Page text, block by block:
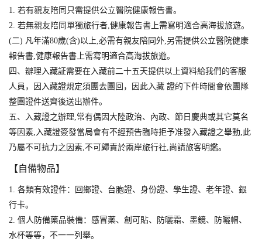
1. 若有親友陪同只需提供公立醫院健康報告書。
2. 若無親友陪同單獨旅行者,健康報告書上需寫明適合高海拔旅遊。
(二) 凡年滿80歲(含)以上,必需有親友陪同外,另需提供公立醫院健康
報告書,健康報告書上需寫明適合高海拔旅遊。
四、辦理入藏証需要在入藏前二十五天提供以上資料給我們的客服
人員，因入藏證規定須團去團回，因此入藏 證的下件時間會依團隊
整團證件送齊後送出辦件。
五、入藏證之辦理,常有偶因大陸政治、內政、節日慶典或其它莫名
等因素,入藏證簽發當局會有不經預告臨時拒予准發入藏證之舉動,此
乃屬不可抗力之因素,不可歸責於兩岸旅行社,尚請旅客明鑑。
【自備物品】
1. 各類有效證件：回鄉證、台胞證、身份證、學生證、老年證、銀
行卡。
2. 個人防備藥品裝備：感冒藥、創可貼、防曬霜、墨鏡、防曬帽、
水杯等等，不一一列舉。